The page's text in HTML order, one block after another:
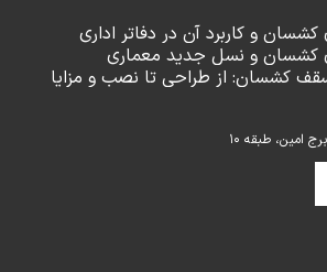
و کاربرد آن در دفاتر اداری
کشسان و نسل جدید معماری
کشسان: از طراحی تا نصب و مزایا
امین، طبقه ۱۰